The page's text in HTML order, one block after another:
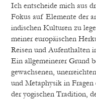
Ich entscheide mich aus
Fokus auf Elemente der
indischen Kulturen zu
meiner europäischen
Reisen und Aufenthalten
Ein allgemeinerer Grund
gewachsenen,
und Metaphysik in
der yogischen Tradition,